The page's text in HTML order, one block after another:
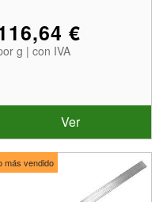
€
g | con IVA
Ver
más vendido